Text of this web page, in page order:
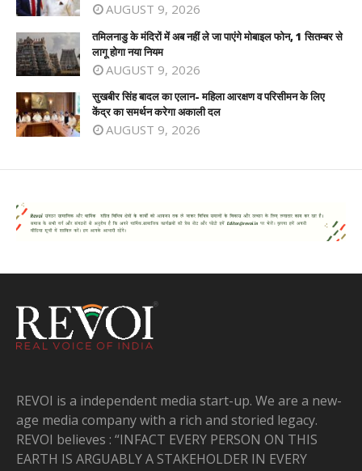
AUGUST 9, 2026
तमिलनाडु के मंदिरों में अब नहीं ले जा पाएंगे मोबाइल फोन, 1 सितम्बर से
लागू होगा नया नियम
AUGUST 9, 2026
सुखबीर सिंह बादल का एलान- महिला आरक्षण व परिसीमन के लिए
केंद्र का समर्थन करेगा अकाली दल
AUGUST 9, 2026
REVOI is a independent media start-up. We are a new-
age media company with a rich and storied legacy.
REVOI believes : “INFACT EVERY PERSON ON THIS
EARTH IS ARGUABLY A STAKEHOLDER IN EVERY